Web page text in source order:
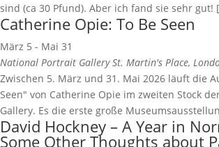
sind (ca 30 Pfund). Aber ich fand sie sehr gut!
Catherine Opie: To Be Seen
März 5 - Mai 31
National Portrait GallerySt. Martin's Place,
Zwischen 5. März und 31. Mai 2026 läuft die
Seen" von Catherine Opie im zweiten Stock
Gallery. Es die erste große
David Hockney – A Year in
Some Other Thoughts about